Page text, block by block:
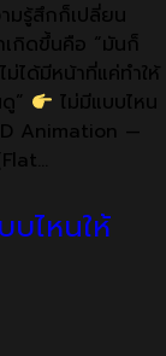
มรู้สึกก็เปลี่ยน
กิดขึ้นคือ “มันก็
ได้มีหน้าที่แค่ทำให้
”
ไม่มีแบบไหน
Animation —
ไหนให้